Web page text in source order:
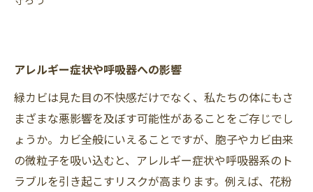
アレルギー症状や呼吸器への影響
緑カビは見た目の不快感だけでなく、私たちの体にもさ
まざまな悪影響を及ぼす可能性があることをご存じでし
ょうか。カビ全般にいえることですが、胞子やカビ由来
の微粒子を吸い込むと、アレルギー症状や呼吸器系のト
ラブルを引き起こすリスクが高まります。例えば、花粉